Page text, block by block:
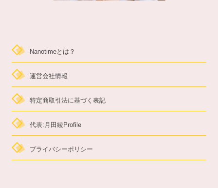
Nanotimeとは？
運営会社情報
特定商取引法に基づく表記
代表:月田綾Profile
プライバシーポリシー